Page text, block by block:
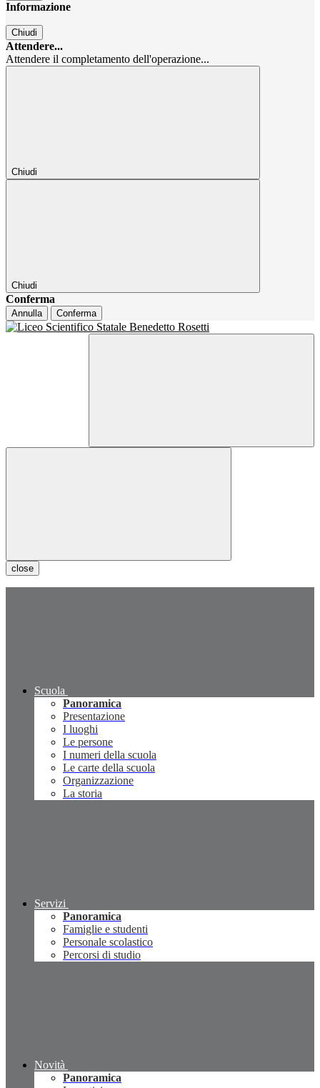
Informazione
Chiudi
Attendere...
Attendere il completamento dell'operazione...
Chiudi
Chiudi
Conferma
Annulla Conferma
close
Scuola
Panoramica
Presentazione
I luoghi
Le persone
I numeri della scuola
Le carte della scuola
Organizzazione
La storia
Servizi
Panoramica
Famiglie e studenti
Personale scolastico
Percorsi di studio
Novità
Panoramica